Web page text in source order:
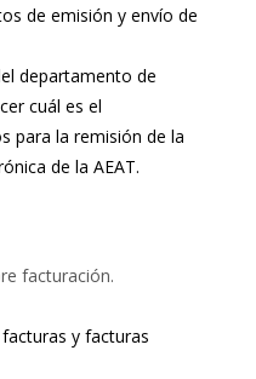
de emisión y envío de
departamento de
cuál es el
para la remisión de la
de la AEAT.
facturación.
y facturas